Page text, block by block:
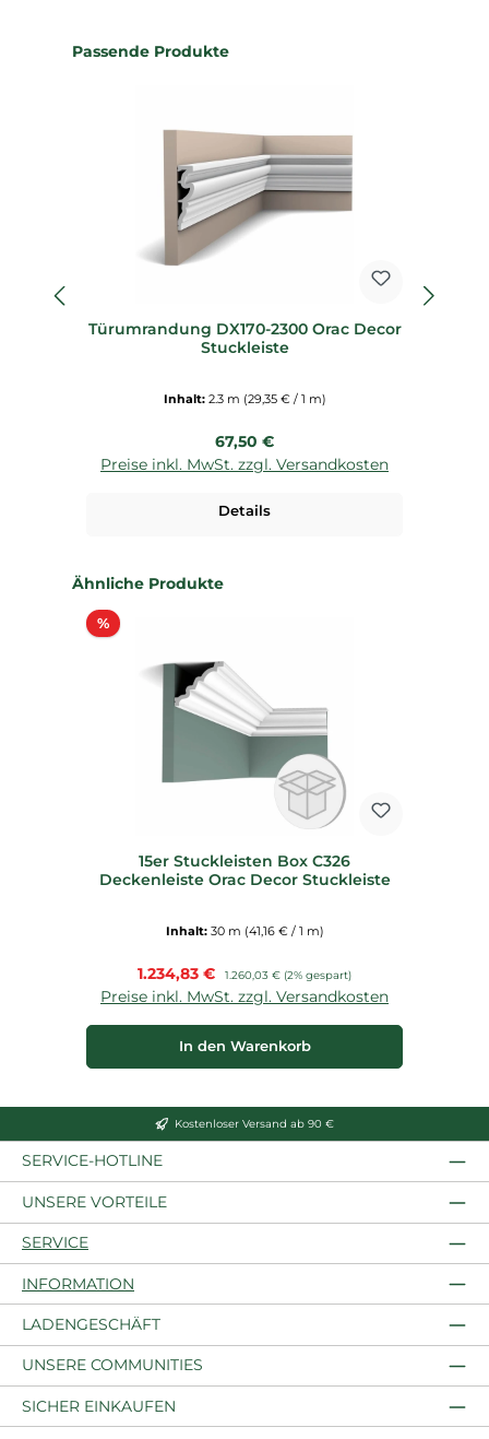
Produktgalerie überspringen
Passende Produkte
Türumrandung DX170-2300 Orac Decor
Stuckleiste
Inhalt: 2.3 m (29,35 € / 1 m)
Regulärer Preis:
67,50 €
Preise inkl. MwSt. zzgl. Versandkosten
Details
Produktgalerie überspringen
Ähnliche Produkte
%Rabatt
15er Stuckleisten Box C326
Deckenleiste Orac Decor Stuckleiste
Inhalt: 30 m (41,16 € / 1 m)
Verkaufspreis:
1.234,83 € Regulärer Preis:
1.260,03 € (2% gespart)
Preise inkl. MwSt. zzgl. Versandkosten
In den Warenkorb
Kostenloser Versand ab 90 €
SERVICE-HOTLINE
UNSERE VORTEILE
SERVICE
INFORMATION
LADENGESCHÄFT
UNSERE COMMUNITIES
SICHER EINKAUFEN